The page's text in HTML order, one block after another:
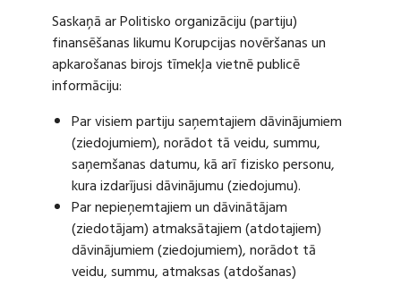
Saskaņā ar Politisko organizāciju (partiju)
finansēšanas likumu Korupcijas novēršanas un
apkarošanas birojs tīmekļa vietnē publicē
informāciju:
Par visiem partiju saņemtajiem dāvinājumiem
(ziedojumiem), norādot tā veidu, summu,
saņemšanas datumu, kā arī fizisko personu,
kura izdarījusi dāvinājumu (ziedojumu).
Par nepieņemtajiem un dāvinātājam
(ziedotājam) atmaksātajiem (atdotajiem)
dāvinājumiem (ziedojumiem), norādot tā
veidu, summu, atmaksas (atdošanas)